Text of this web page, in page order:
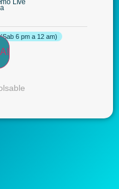
Live
6 pm a 12 am)